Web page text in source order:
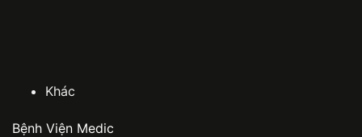
Khác
Bệnh Viện Medic